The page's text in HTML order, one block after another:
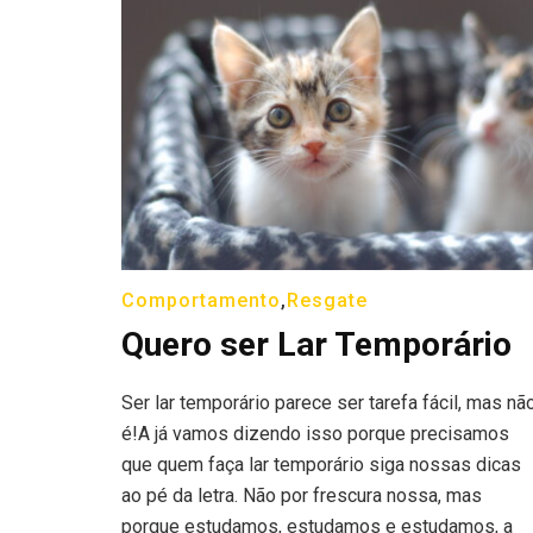
Comportamento, Resgate
Quero ser Lar Temporário
Ser lar temporário parece ser tarefa fácil, mas
é!A já vamos dizendo isso porque precisamos
que quem faça lar temporário siga nossas dicas
ao pé da letra. Não por frescura nossa, mas
porque estudamos, estudamos e estudamos, a